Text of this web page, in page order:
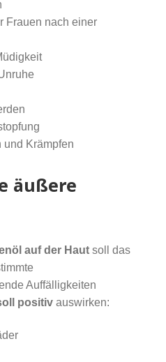
Frauen nach einer
und Krämpfen
äußere
auf der Hautsoll das
Auffälligkeiten
positivauswirken: